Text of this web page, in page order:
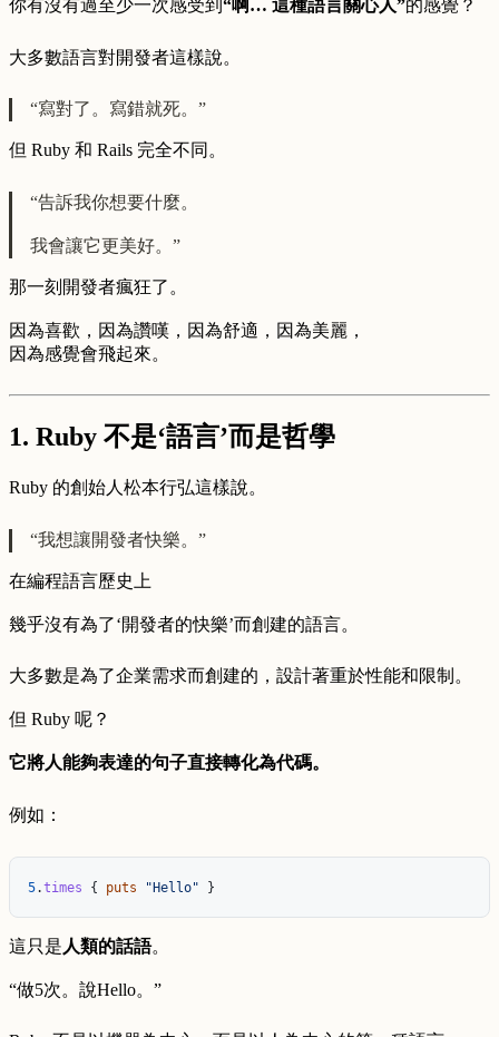
你有沒有過至少一次感受到 “啊… 這種語言關心人”的感覺？
大多數語言對開發者這樣說。
“寫對了。寫錯就死。”
但 Ruby 和 Rails 完全不同。
“告訴我你想要什麼。
我會讓它更美好。”
那一刻開發者瘋狂了。
因為喜歡，因為讚嘆，因為舒適，因為美麗，
因為感覺會飛起來。
1. Ruby 不是‘語言’而是哲學
Ruby 的創始人松本行弘這樣說。
“我想讓開發者快樂。”
在編程語言歷史上
幾乎沒有為了‘開發者的快樂’而創建的語言。
大多數是為了企業需求而創建的，設計著重於性能和限制。
但 Ruby 呢？
它將人能夠表達的句子直接轉化為代碼。
例如：
5.times { puts "Hello" }
這只是 人類的話語。
“做5次。說Hello。”